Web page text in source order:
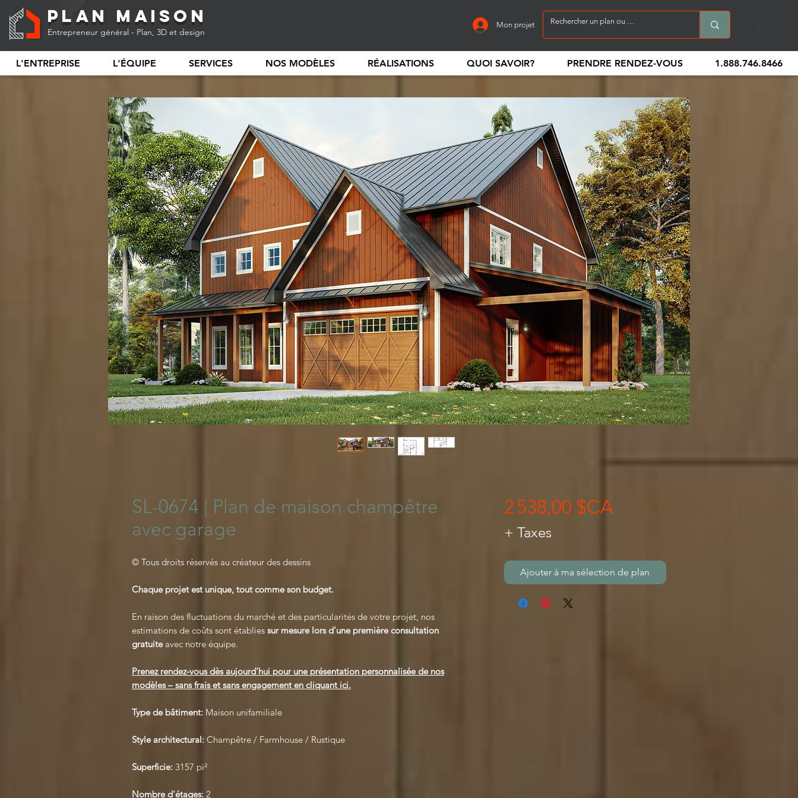
Plan Maison
Entrepreneur général - Plan, 3D et design
Mon projet
L'ENTREPRISE L'ÉQUIPE SERVICES NOS MODÈLES RÉALISATIONS QUOI SAVOIR? PRENDRE RENDEZ-VOUS 1.888.746.8466
© 2023 Plan Maison Québec
SL-0674 | Plan de maison champêtre
avec garage
© Tous droits réservés au créateur des dessins
Chaque projet est unique, tout comme son budget.
En raison des fluctuations du marché et des particularités de votre projet, nos
estimations de coûts sont établies sur mesure lors d’une première consultation
gratuiteavec notre équipe.
Prenez rendez-vous dès aujourd’hui pour une présentation personnalisée de nos
modèles – sans frais et sans engagement en cliquant ici.
Type de bâtiment: Maison unifamiliale
Style architectural: Champêtre / Farmhouse / Rustique
Superficie: 3157 pi²
Nombre d'étages: 2
2 538,00 $CAPrix
+ Taxes
Ajouter à ma sélection de plan